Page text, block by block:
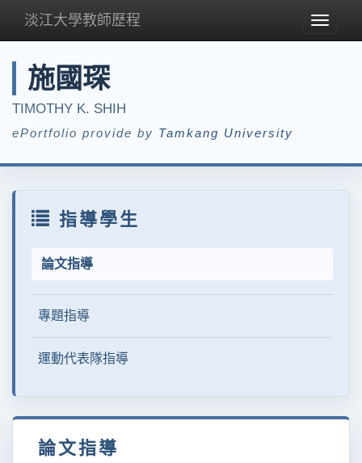
Toggle
淡江大學教師歷程
施國琛
TIMOTHY K. SHIH
ePortfolio provide by Tamkang University
指導學生
論文指導
專題指導
運動代表隊指導
論文指導